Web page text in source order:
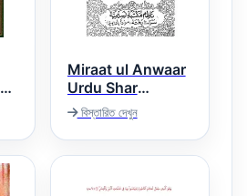
Miraat ul Anwaar
Urdu Shar
Mishkat ul Asaar
مرآۃ الانوار اردو
شرح مشکوۃ الآثار
বিস্তারিত দেখুন